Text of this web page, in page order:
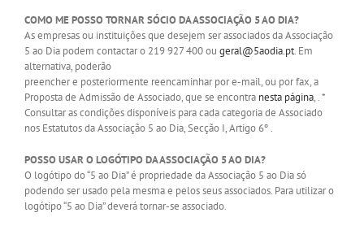
COMO ME POSSO TORNAR SÓCIO DA ASSOCIAÇÃO 5 AO DIA?
As empresas ou instituições que desejem ser associados da Associação
5 ao Dia podem contactar o 219 927 400 ou geral@5aodia.pt. Em
alternativa, poderão
preencher e posteriormente reencaminhar por e-mail, ou por fax, a
Proposta de Admissão de Associado, que se encontra nesta página, . *
Consultar as condições disponíveis para cada categoria de Associado
nos Estatutos da Associação 5 ao Dia, Secção I, Artigo 6º .
POSSO USAR O LOGÓTIPO DA ASSOCIAÇÃO 5 AO DIA?
O logótipo do “5 ao Dia” é propriedade da Associação 5 ao Dia só
podendo ser usado pela mesma e pelos seus associados. Para utilizar o
logótipo “5 ao Dia” deverá tornar-se associado.